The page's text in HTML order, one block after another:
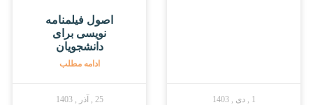
1 , دی , 1403
اصول فیلمنامه
نویسی برای
دانشجویان
ادامه مطلب
25 , آذر , 1403